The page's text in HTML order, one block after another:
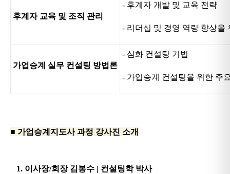
후계자 교육 및 조직 관리
- 후계자 개발 및 교육 전략
- 리더십 및 경영 역량 향상을
가업승계 실무 컨설팅 방법론
- 심화 컨설팅 기법
- 가업승계 컨설팅을 위한 주
■ 가업승계지도사 과정 강사진 소개
1. 이사장/회장 김봉수 | 컨설팅학 박사